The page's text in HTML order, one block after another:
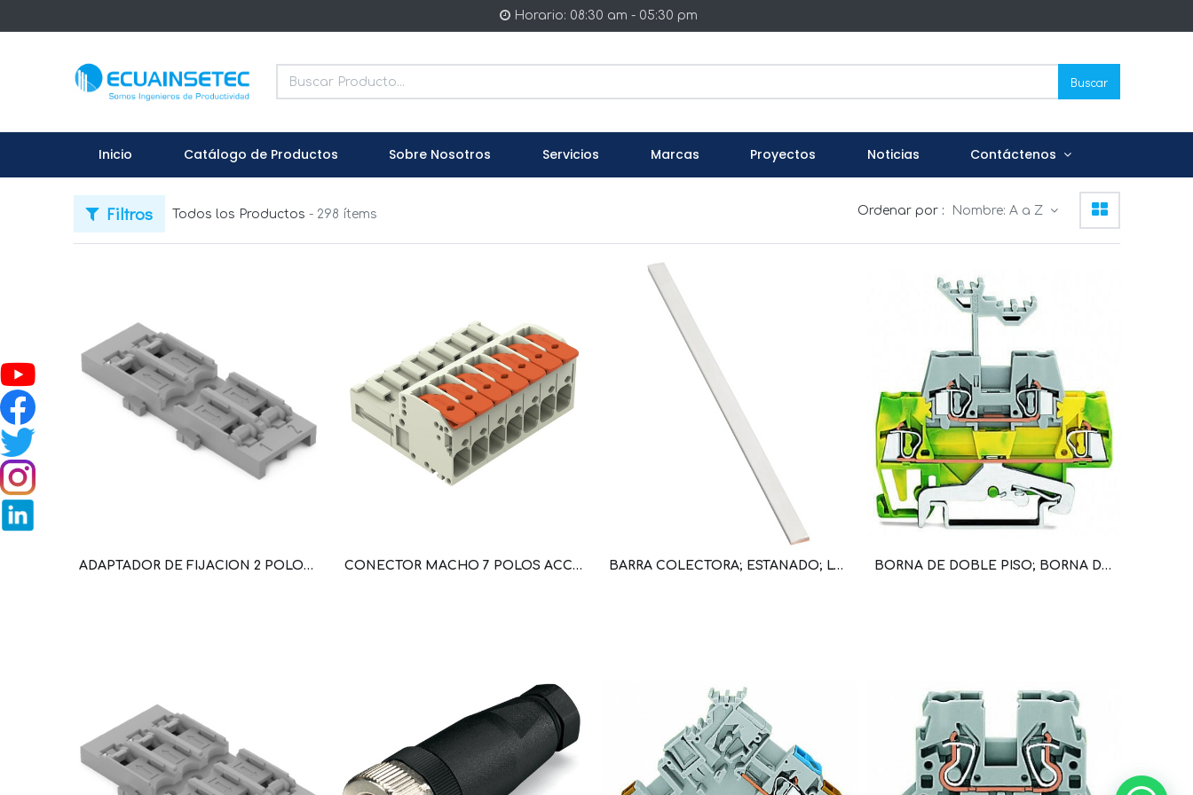
Horario: 08:30 am - 05:30 pm
Buscar
Inicio Catálogo de Productos Sobre Nosotros Servicios Marcas Proyectos Noticias Contáctenos
Filtros Todos los Productos - 298 ítems Ordenar por : Nombre: A a Z
ADAPTADOR DE FIJACION 2 POLOS PARA BORNA DE CONEXION EN LINEA CON PALANCA COLOR GRIS (WAG101195 / 221-2522) CONECTOR MACHO 7 POLOS ACCION POR PALANCA SECCION 10MM2 20…8AWG MAX 41A (WAG101240 / 831-1207) BARRA COLECTORA; ESTANADO; LONGITUD 1000 MM; CU 10 MM X 3 MM (WAG100141 / 210-133) BORNA DE DOBLE PISO; BORNA DE TIERRA/PASO, C.MAX 20A, SECCION 2,5MM2, 28-12 AWG (WAG100286 / 280-527)